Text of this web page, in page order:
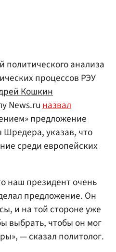
анализа
процессов РЭУ
Кошкин
News.ruназвал
предложение
указав, что
среди европейских
наш президент очень
предложение. Он
и на той стороне уже
выбрать, чтобы он мог
— сказал политолог.